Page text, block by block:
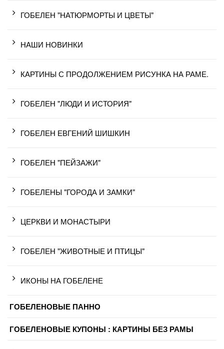
ГОБЕЛЕН "НАТЮРМОРТЫ И ЦВЕТЫ"
НАШИ НОВИНКИ
КАРТИНЫ С ПРОДОЛЖЕНИЕМ РИСУНКА НА РАМЕ.
ГОБЕЛЕН "ЛЮДИ И ИСТОРИЯ"
ГОБЕЛЕН ЕВГЕНИЙ ШИШКИН
ГОБЕЛЕН "ПЕЙЗАЖИ"
ГОБЕЛЕНЫ "ГОРОДА И ЗАМКИ"
ЦЕРКВИ И МОНАСТЫРИ
ГОБЕЛЕН "ЖИВОТНЫЕ И ПТИЦЫ"
ИКОНЫ НА ГОБЕЛЕНЕ
ГОБЕЛЕНОВЫЕ ПАННО
ГОБЕЛЕНОВЫЕ КУПОНЫ : КАРТИНЫ БЕЗ РАМЫ